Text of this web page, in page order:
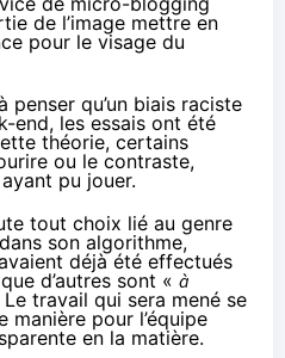
de l’image mettre en
pour le visage du
qu’un biais raciste
end, les essais ont été
théorie, certains
ou le contraste,
pu jouer.
tout choix lié au genre
son algorithme,
déjà été effectués
d’autres sont « à
travail qui sera mené se
manière pour l’équipe
en la matière.